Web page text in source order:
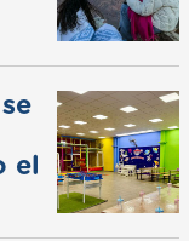
el